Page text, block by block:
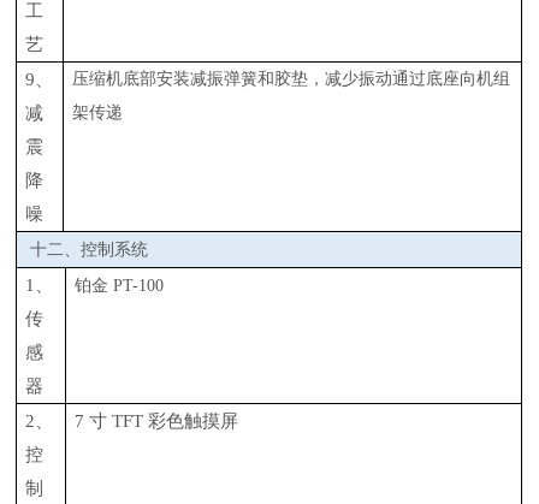
工
艺
9、
减
震
降
噪
压缩机底部安装减振弹簧和胶垫，减少振动通过底座向机组
架传递
十二、控制系统
1、
传
感
器
铂金 PT-100
2、
控
制
7 寸 TFT 彩色触摸屏